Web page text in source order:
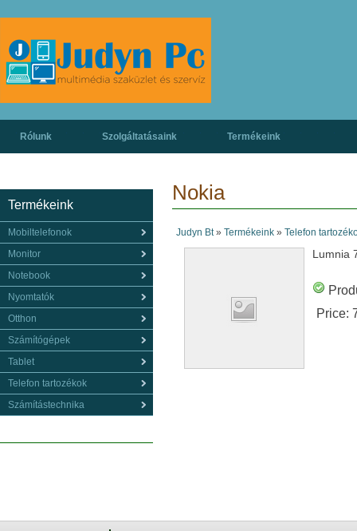
Rólunk Szolgáltatásaink Termékeink
Nokia
Judyn Bt» Termékeink» Telefon
Lumnia
Price:
Termékeink
Mobiltelefonok
Monitor
Notebook
Nyomtatók
Otthon
Számítógépek
Tablet
Telefon tartozékok
Számítástechnika